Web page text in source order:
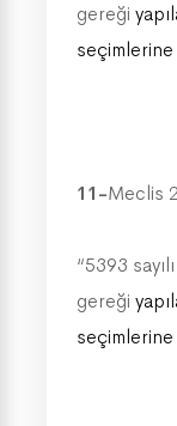
gereği
11-Meclis
“5393
gereği